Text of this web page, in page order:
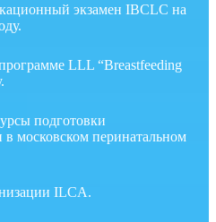
экзамен IBCLC на
LLL “Breastfeeding
подготовки
в московском перинатальном
ILCA.